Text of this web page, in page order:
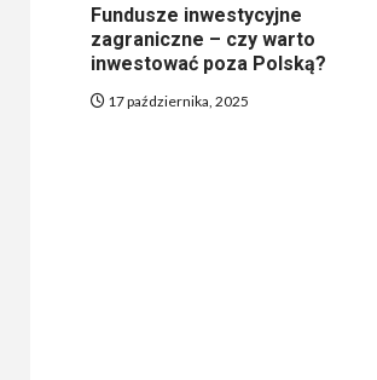
Fundusze inwestycyjne
zagraniczne – czy warto
inwestować poza Polską?
17 października, 2025